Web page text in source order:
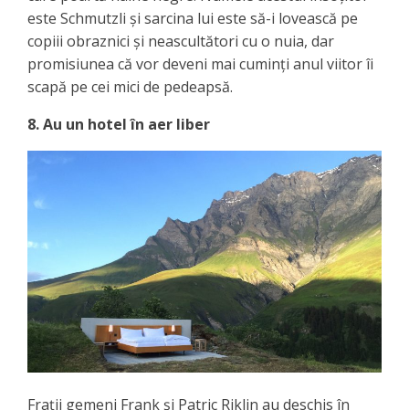
este Schmutzli și sarcina lui este să-i lovească pe
copiii obraznici și neascultători cu o nuia, dar
promisiunea că vor deveni mai cuminți anul viitor îi
scapă pe cei mici de pedeapsă.
8. Au un hotel în aer liber
Frații gemeni Frank și Patric Riklin au deschis în